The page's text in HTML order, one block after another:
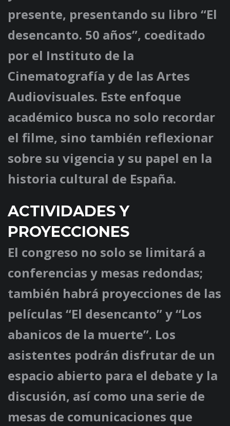
presente, presentando su libro “El
desencanto. 50 años”, coeditado
por el Instituto de la
Cinematografía y de las Artes
Audiovisuales. Este enfoque
académico busca no solo recordar
el filme, sino también reflexionar
sobre su vigencia y su papel en la
historia cultural de España.
ACTIVIDADES Y
PROYECCIONES
El congreso no solo se limitará a
conferencias y mesas redondas;
también habrá proyecciones de las
películas “El desencanto” y “Los
abanicos de la muerte”. Los
asistentes podrán disfrutar de un
espacio abierto para el debate y la
discusión, así como una serie de
mesas de comunicaciones que